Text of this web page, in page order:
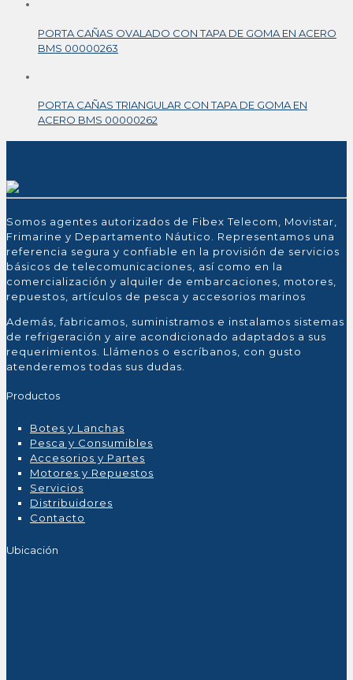
PORTA CAÑAS OVALADO CON TAPA DE GOMA EN ACERO
BMS 00000263
PORTA CAÑAS TRIANGULAR CON TAPA DE GOMA EN
ACERO BMS 00000262
Somos agentes autorizados de Fibex Telecom, Movistar,
Frimarine y Departamento Náutico. Representamos una
referencia segura y confiable en la provisión de servicios
básicos de telecomunicaciones, así como en la
comercialización y alquiler de embarcaciones, motores,
repuestos, artículos de pesca y accesorios marinos
Además, fabricamos, suministramos e instalamos sistemas
de refrigeración y aire acondicionado adaptados a sus
requerimientos. Llámenos o escríbanos, con gusto
atenderemos todas sus dudas.
Productos
Botes y Lanchas
Pesca y Consumibles
Accesorios y Partes
Motores y Repuestos
Servicios
Distribuidores
Contacto
Ubicación